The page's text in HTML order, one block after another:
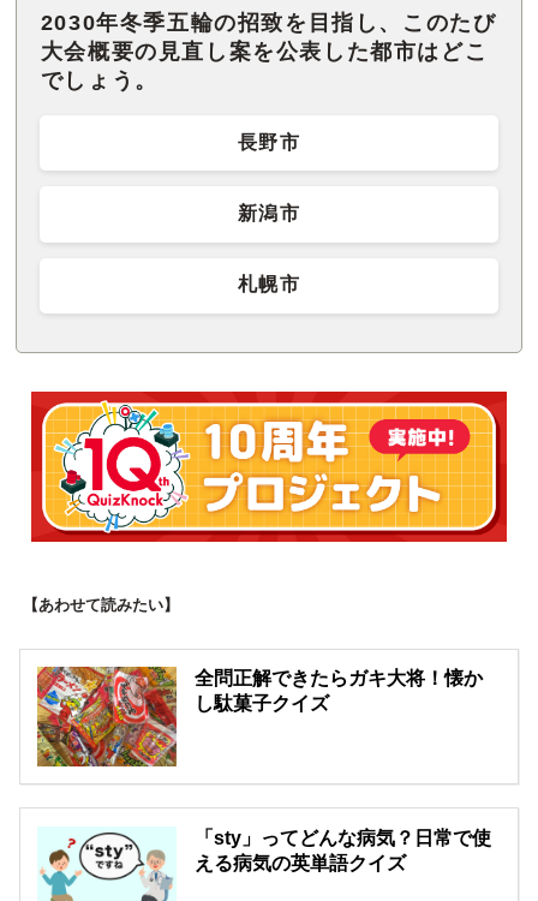
2030年冬季五輪の招致を目指し、このたび
大会概要の見直し案を公表した都市はどこ
でしょう。
長野市
新潟市
札幌市
【あわせて読みたい】
全問正解できたらガキ大将！懐か
し駄菓子クイズ
「sty」ってどんな病気？日常で使
える病気の英単語クイズ